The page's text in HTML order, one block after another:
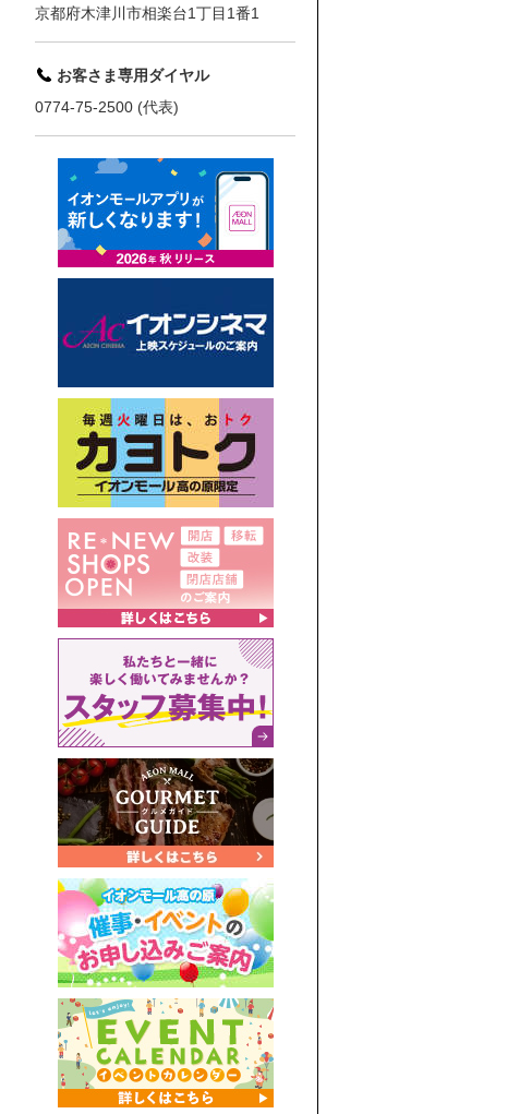
京都府木津川市相楽台1丁目1番1
お客さま専用ダイヤル
0774-75-2500 (代表)